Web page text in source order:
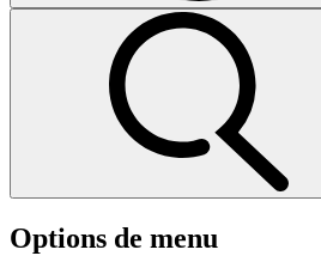
Options de menu